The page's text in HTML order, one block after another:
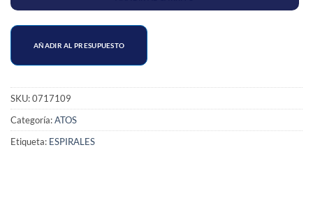
AÑADIR AL PRESUPUESTO
SKU:0717109
Categoría:ATOS
Etiqueta: ESPIRALES